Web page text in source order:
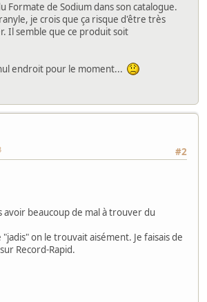
Formate de Sodium dans son catalogue.
je crois que ça risque d'être très
Il semble que ce produit soit
endroit pour le moment...
#2
avoir beaucoup de mal à trouver du
"jadis" on le trouvait aisément. Je faisais de
Record-Rapid.